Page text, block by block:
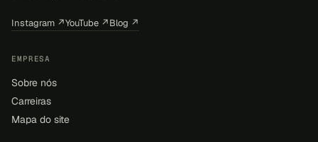
Instagram ↗YouTube ↗Blog ↗
EMPRESA
Sobre nós
Carreiras
Mapa do site